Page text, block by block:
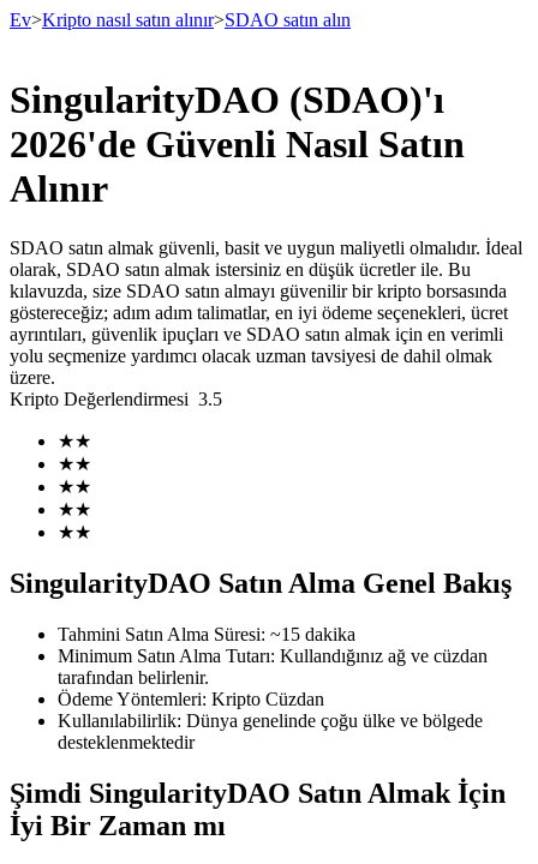
Vadeli İşlemler
USDT Vadeli İşlemleri
Teminat olarak USDT kullanan vadeli işlemler
COIN-M Vadeli İşlemleri
Kripto Para Vadeli İşlemleri
Hisse senetleri, döviz, değerli metaller ve emtia türevleri
Ev>Kripto nasıl satın alınır>SDAO satın alın
SingularityDAO (SDAO)'ı
2026'de Güvenli Nasıl Satın
Alınır
SDAO satın almak güvenli, basit ve uygun maliyetli olmalıdır. İdeal
olarak, SDAO satın almak istersiniz en düşük ücretler ile. Bu
kılavuzda, size SDAO satın almayı güvenilir bir kripto borsasında
göstereceğiz; adım adım talimatlar, en iyi ödeme seçenekleri, ücret
ayrıntıları, güvenlik ipuçları ve SDAO satın almak için en verimli
yolu seçmenize yardımcı olacak uzman tavsiyesi de dahil olmak
üzere.
Kripto Değerlendirmesi 3.5
★★
★★
★★
★★
★★
SingularityDAO Satın Alma Genel Bakış
Tahmini Satın Alma Süresi: ~15 dakika
Minimum Satın Alma Tutarı: Kullandığınız ağ ve cüzdan
tarafından belirlenir.
Ödeme Yöntemleri: Kripto Cüzdan
Kullanılabilirlik: Dünya genelinde çoğu ülke ve bölgede
desteklenmektedir
Şimdi SingularityDAO Satın Almak İçin
İyi Bir Zaman mı